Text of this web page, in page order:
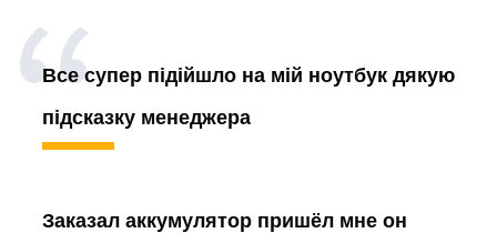
Все супер підійшло на мій ноутбук дякую
підсказку менеджера
Заказал аккумулятор пришёл мне он